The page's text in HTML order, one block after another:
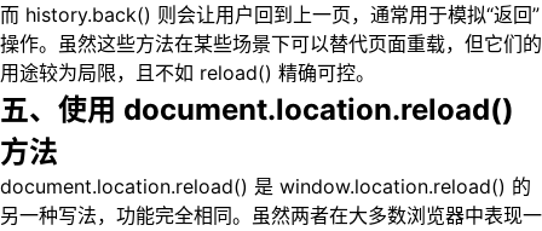
而 history.back() 则会让用户回到上一页，通常用于模拟“返回”
操作。虽然这些方法在某些场景下可以替代页面重载，但它们的
用途较为局限，且不如 reload() 精确可控。
五、使用 document.location.reload()
方法
document.location.reload() 是 window.location.reload() 的
另一种写法，功能完全相同。虽然两者在大多数浏览器中表现一